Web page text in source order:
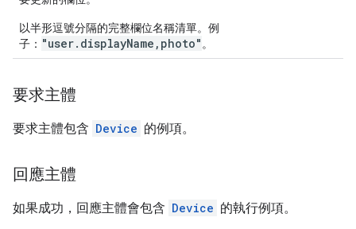
以半形逗號分隔的完整欄位名稱清單。例
子： "user.displayName,photo" 。
要求主體
要求主體包含 Device 的例項。
回應主體
如果成功，回應主體會包含 Device 的執行例項。